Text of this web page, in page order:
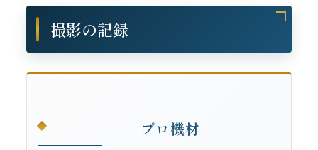
撮影の記録
プロ機材